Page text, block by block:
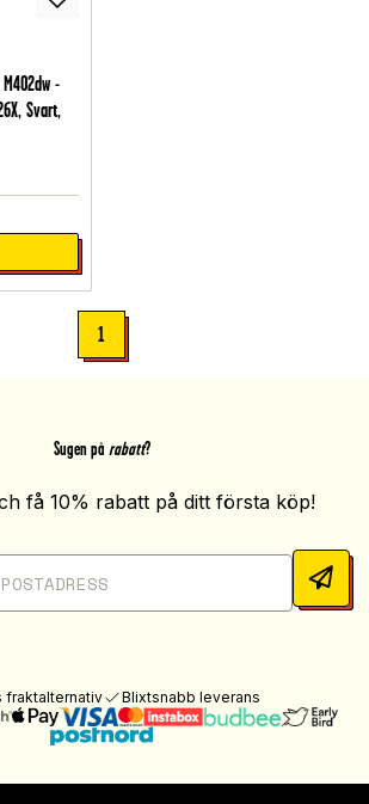
-
Svart,
1
Sugen på rabatt?
få 10% rabatt på ditt första köp!
fraktalternativ Blixtsnabb leverans